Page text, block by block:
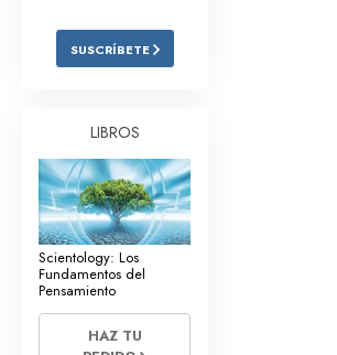
a las Drogas
para el Entorno Laboral
de la Supresión
de la Organización
de las Relaciones
SUSCRÍBETE
LIBROS
Scientology: Los
Fundamentos del
Pensamiento
HAZ TU